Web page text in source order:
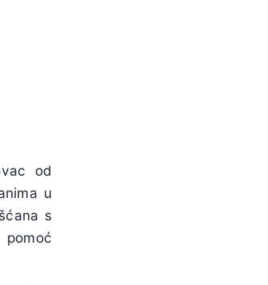
od
u
s
pomoć